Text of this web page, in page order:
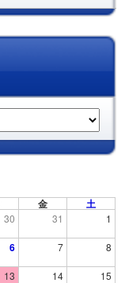
金 土
30 31 1
6 7 8
13 14 15